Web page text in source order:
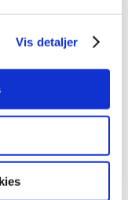
Vis detaljer